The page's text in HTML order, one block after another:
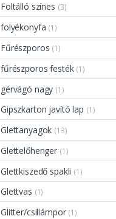
Foltálló színes (3)
folyékonyfa (1)
Fűrészporos (1)
fűrészporos festék (1)
gérvágó nagy (1)
Gipszkarton javító lap (1)
Glettanyagok (13)
Glettelőhenger (1)
Glettkiszedő spakli (1)
Glettvas (1)
Glitter/csillámpor (1)